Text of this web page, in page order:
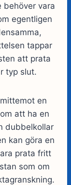
behöver vara
egentligen
tappar
att prata
typ slut.
en
att ha en
dubbelkollar
kan göra en
prata fritt
som om